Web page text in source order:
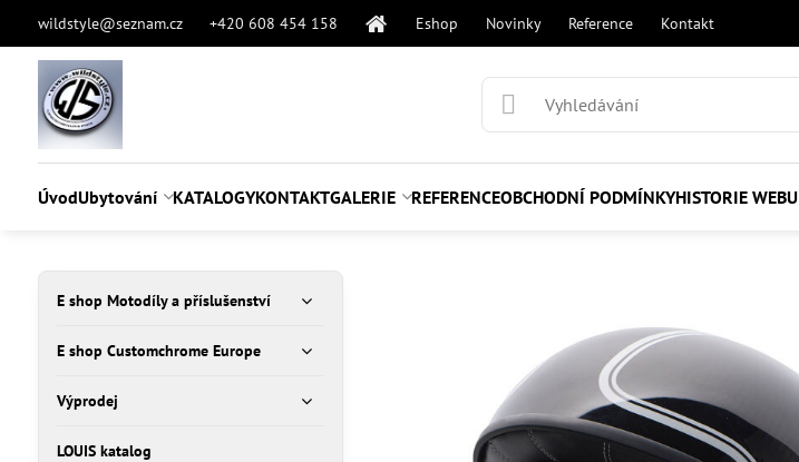
wildstyle@seznam.cz +420 608 454 158 Eshop Novinky Reference Kontakt
ÚvodUbytování KATALOGYKONTAKTGALERIE REFERENCEOBCHODNÍ PODMÍNKYHISTORIE WEBU
E shop Motodíly a příslušenství
E shop Customchrome Europe
Výprodej
LOUIS katalog